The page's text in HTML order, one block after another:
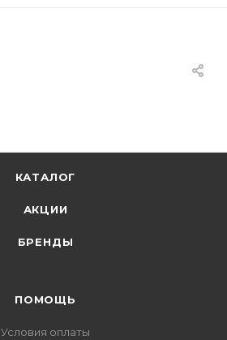
КАТАЛОГ
АКЦИИ
БРЕНДЫ
ПОМОЩЬ
Условия оплаты